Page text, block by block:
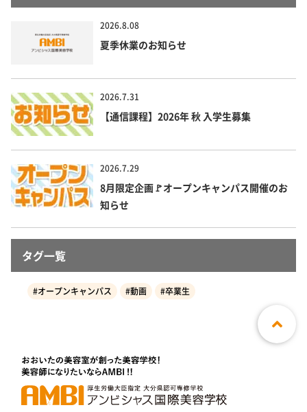
2026.8.08
夏季休業のお知らせ
2026.7.31
【通信課程】2026年 秋 入学生募集
2026.7.29
8月限定企画🚩オープンキャンパス開催のお
知らせ
タグ一覧
#オープンキャンパス #動画 #卒業生